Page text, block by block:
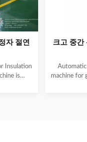
자 절연
Insulation
is
and stator
크고 중간
machine for